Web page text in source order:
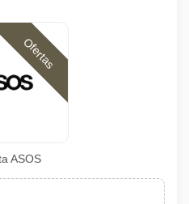
Ofertas
ASOS